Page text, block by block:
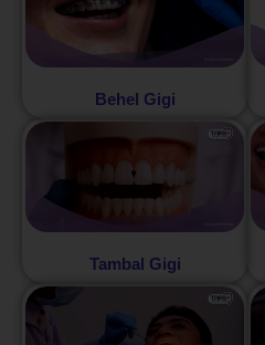
Behel Gigi
Tambal Gigi